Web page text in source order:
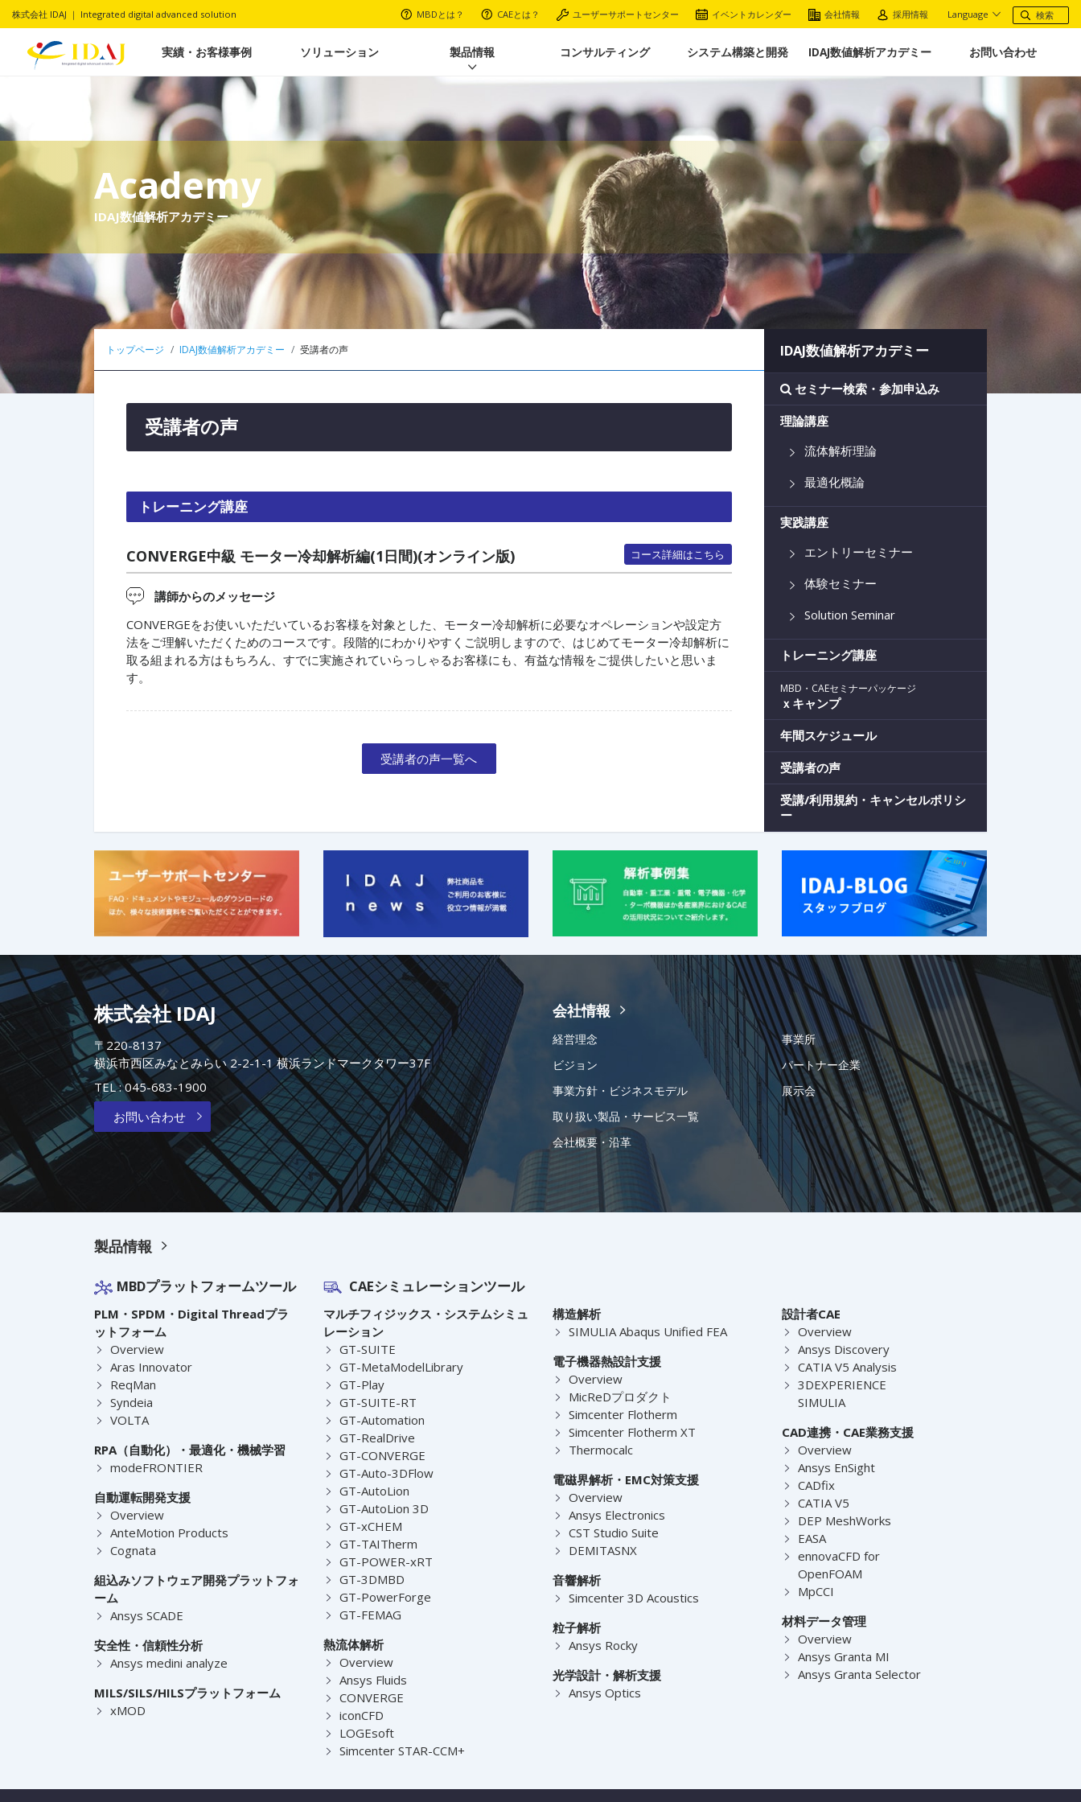
株式会社 IDAJ ｜ Integrated digital advanced solution MBDとは？ CAEとは？ ユーザーサポートセンター イベントカレンダー 会社情報 採用情報 Language
実績・お客様事例 ソリューション 製品情報 コンサルティング システム構築と開発 IDAJ数値解析アカデミー お問い合わせ
Academy
IDAJ数値解析アカデミー
トップページ IDAJ数値解析アカデミー 受講者の声
受講者の声
トレーニング講座
CONVERGE中級 モーター冷却解析編(1日間)(オンライン版) コース詳細はこちら
講師からのメッセージ
CONVERGEをお使いいただいているお客様を対象とした、モーター冷却解析に必要なオペレーションや設定方
法をご理解いただくためのコースです。段階的にわかりやすくご説明しますので、はじめてモーター冷却解析に
取る組まれる方はもちろん、すでに実施されていらっしゃるお客様にも、有益な情報をご提供したいと思いま
す。
受講者の声一覧へ
IDAJ数値解析アカデミー
セミナー検索・参加申込み
理論講座
流体解析理論
最適化概論
実践講座
エントリーセミナー
体験セミナー
Solution Seminar
トレーニング講座
MBD・CAEセミナーパッケージ
ｘキャンプ
年間スケジュール
受講者の声
受講/利用規約・キャンセルポリシ
ー
株式会社 IDAJ
〒220-8137
横浜市西区みなとみらい 2-2-1-1 横浜ランドマークタワー37F
TEL :045-683-1900
お問い合わせ
会社情報
経営理念
ビジョン
事業方針・ビジネスモデル
取り扱い製品・サービス一覧
会社概要・沿革
事業所
パートナー企業
展示会
製品情報
MBDプラットフォームツール
PLM・SPDM・Digital Threadプラ
ットフォーム
Overview
Aras Innovator
ReqMan
Syndeia
VOLTA
RPA（自動化）・最適化・機械学習
modeFRONTIER
自動運転開発支援
Overview
AnteMotion Products
Cognata
組込みソフトウェア開発プラットフォ
ーム
Ansys SCADE
安全性・信頼性分析
Ansys medini analyze
MILS/SILS/HILSプラットフォーム
xMOD
CAEシミュレーションツール
マルチフィジックス・システムシミュ
レーション
GT-SUITE
GT-MetaModelLibrary
GT-Play
GT-SUITE-RT
GT-Automation
GT-RealDrive
GT-CONVERGE
GT-Auto-3DFlow
GT-AutoLion
GT-AutoLion 3D
GT-xCHEM
GT-TAITherm
GT-POWER-xRT
GT-3DMBD
GT-PowerForge
GT-FEMAG
熱流体解析
Overview
Ansys Fluids
CONVERGE
iconCFD
LOGEsoft
Simcenter STAR-CCM+
構造解析
SIMULIA Abaqus Unified FEA
電子機器熱設計支援
Overview
MicReDプロダクト
Simcenter Flotherm
Simcenter Flotherm XT
Thermocalc
電磁界解析・EMC対策支援
Overview
Ansys Electronics
CST Studio Suite
DEMITASNX
音響解析
Simcenter 3D Acoustics
粒子解析
Ansys Rocky
光学設計・解析支援
Ansys Optics
設計者CAE
Overview
Ansys Discovery
CATIA V5 Analysis
3DEXPERIENCE
SIMULIA
CAD連携・CAE業務支援
Overview
Ansys EnSight
CADfix
CATIA V5
DEP MeshWorks
EASA
ennovaCFD for
OpenFOAM
MpCCI
材料データ管理
Overview
Ansys Granta MI
Ansys Granta Selector